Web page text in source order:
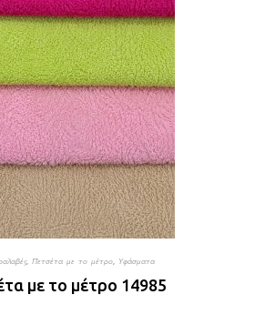
, Πετσέτα με το μέτρο, Υφάσματα
με το μέτρο 14985